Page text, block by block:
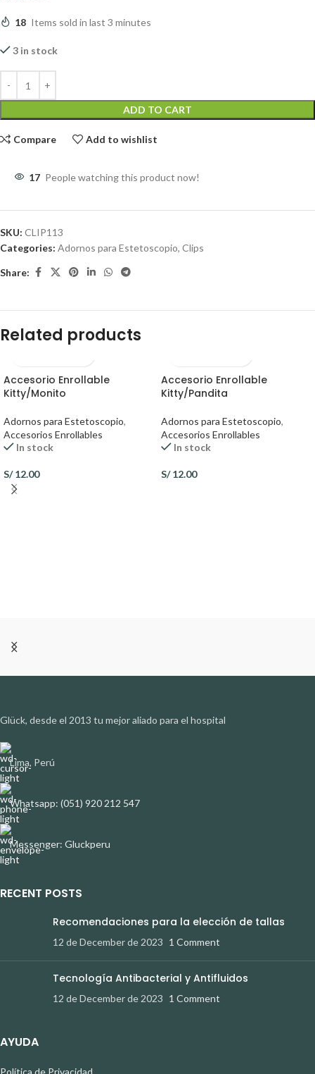
18 Items sold in last 3 minutes
3 in stock
ADD TO CART
Compare Add to wishlist
17 People watching this product now!
SKU: CLIP113
Categories: Adornos para Estetoscopio, Clips
Share:
Related products
Accesorio Enrollable
Kitty/Monito
Adornos para Estetoscopio,
Accesorios Enrollables
In stock
S/12.00
Accesorio Enrollable
Kitty/Pandita
Adornos para Estetoscopio,
Accesorios Enrollables
In stock
S/12.00
Glück, desde el 2013 tu mejor aliado para el hospital
Lima, Perú
Whatsapp: (051) 920 212 547
Messenger: Gluckperu
RECENT POSTS
Recomendaciones para la elección de tallas
12 de December de 2023 1 Comment
Tecnología Antibacterial y Antifluidos
12 de December de 2023 1 Comment
AYUDA
Política de Privacidad